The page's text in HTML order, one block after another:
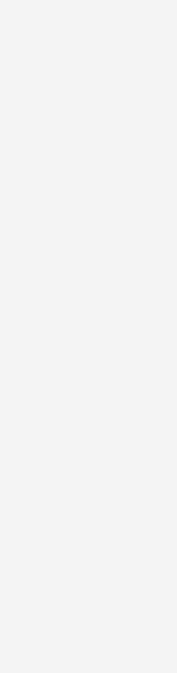
Nếu sự hiện diện dai dẳng của vi
điều trị đúng và đủ liều kháng sinh,
Viêm đường tiết niệu ở nam giới có
liệt tuyến, viêm tinh hoàn, viêm
Nhiễm trùng tiểu ở phụ nữ có thai
nhiễm trùng bào thai, tăng nguy cơ